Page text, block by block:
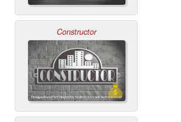
Constructor